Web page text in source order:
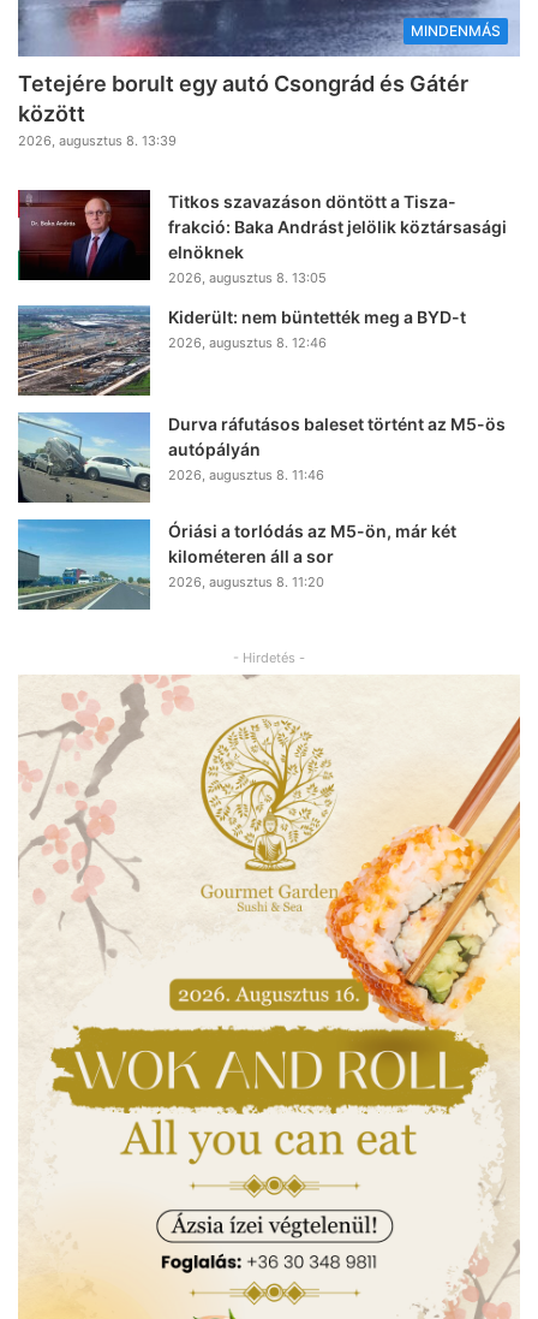
MINDENMÁS
Tetejére borult egy autó Csongrád és Gátér
között
2026, augusztus 8. 13:39
Titkos szavazáson döntött a Tisza-
frakció: Baka Andrást jelölik köztársasági
elnöknek
2026, augusztus 8. 13:05
Kiderült: nem büntették meg a BYD-t
2026, augusztus 8. 12:46
Durva ráfutásos baleset történt az M5-ös
autópályán
2026, augusztus 8. 11:46
Óriási a torlódás az M5-ön, már két
kilométeren áll a sor
2026, augusztus 8. 11:20
- Hirdetés -